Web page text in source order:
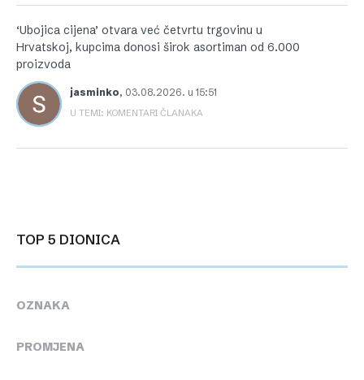
‘Ubojica cijena’ otvara već četvrtu trgovinu u
Hrvatskoj, kupcima donosi širok asortiman od 6.000
proizvoda
jasminko, 03.08.2026. u 15:51
U TEMI: KOMENTARI ČLANAKA
TOP 5 DIONICA
OZNAKA
PROMJENA